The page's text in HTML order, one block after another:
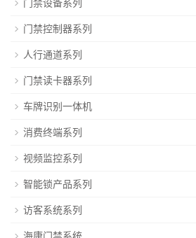
门禁设备系列
门禁控制器系列
人行通道系列
门禁读卡器系列
车牌识别一体机
消费终端系列
视频监控系列
智能锁产品系列
访客系统系列